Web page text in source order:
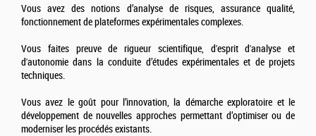
Vous avez des notions d’analyse de risques, assurance qualité,
fonctionnement de plateformes expérimentales complexes.
Vous faites preuve de rigueur scientifique, d'esprit d'analyse et
d'autonomie dans la conduite d’études expérimentales et de projets
techniques.
Vous avez le goût pour l’innovation, la démarche exploratoire et le
développement de nouvelles approches permettant d’optimiser ou de
moderniser les procédés existants.